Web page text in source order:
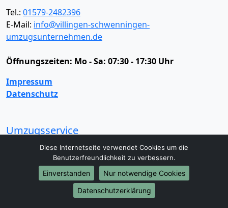
Tel.: 01579-2482396
E-Mail: info@villingen-schwenningen-
umzugsunternehmen.de
Öffnungszeiten: Mo - Sa: 07:30 - 17:30 Uhr
Impressum
Datenschutz
Umzugsservice
Umzugsservice Behördenumzug
Büroumzug
Firmenumzug
Laborumzug
Mini Umzug
Praxisumzug
Privatumzug
Seniorenumzug
Studentenumzug
Beiladung
Halteverbotszone
Klaviertransport
Diese Internetseite verwendet Cookies um die
Benutzerfreundlichkeit zu verbessern.
Einverstanden
Nur notwendige Cookies
Datenschutzerklärung